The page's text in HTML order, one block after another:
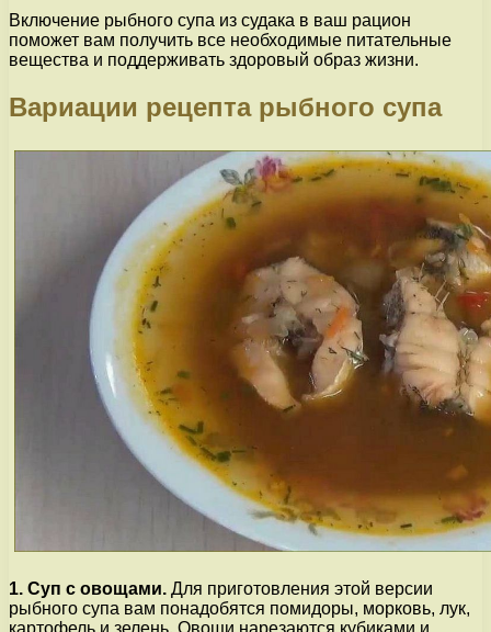
Включение рыбного супа из судака в ваш рацион
поможет вам получить все необходимые питательные
вещества и поддерживать здоровый образ жизни.
Вариации рецепта рыбного супа
1. Суп с овощами. Для приготовления этой версии
рыбного супа вам понадобятся помидоры, морковь, лук,
картофель и зелень. Овощи нарезаются кубиками и